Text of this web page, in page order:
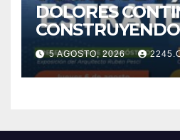
DOLORES
AGENDA
NUEVAS
PARTICIPATIVAS
5 AGOSTO, 2026